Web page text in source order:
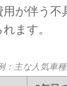
用が伴う不
ます。
：主な人気車